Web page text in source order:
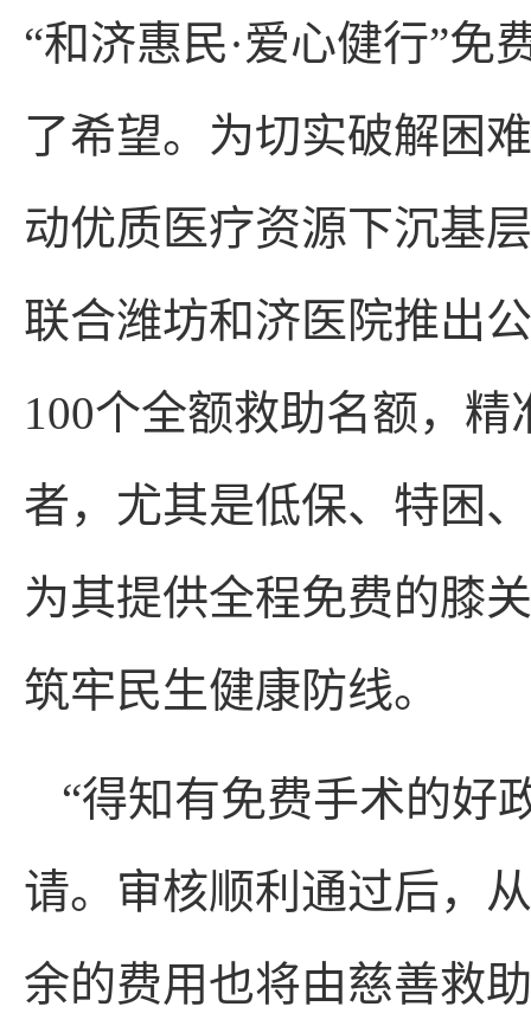
“和济惠民·爱心健行”免
了希望。为切实破解困
动优质医疗资源下沉基
联合潍坊和济医院推出
100个全额救助名额，
者，尤其是低保、特困
为其提供全程免费的膝
筑牢民生健康防线。
“得知有免费手术的好
请。审核顺利通过后，
余的费用也将由慈善救